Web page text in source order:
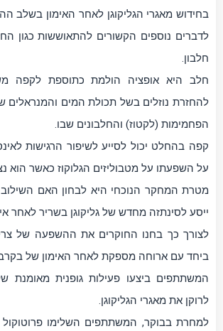
בחידוש מאגרי הגליקוגן לאחר האימון בשלב
לדברים נוספים הקשורים להתאוששות כגון
חלבון.
חלב היא אופציה הולמת כתוספת לקפה
להחזרת נוזלים בשל תכולת המים והמנראלים
הפחמימות (לקטוז) והחלבונים שבו.
קפה בהחלט יכול לסייע לשיפור הרגישות
על השפעתו על מטבוליזים הגלוקוז כאשר הוא
מטרת המחקר הנוכחי היא לבחון האם
ייסע לסינתזה מחדש של גליקוגן בשריר לאחר
לצורך כך בחנו החוקרים את ההשפעה של
ביחד עם ארוחה מספקת לאחר האימון של
המשתתפים ביצעו פעילות גופנית מאומנת
לרוקן את מאגרי הגליקוגן.
למחרת בבוקר, המשתתפים השלימו פרוטוקול